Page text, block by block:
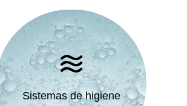
Sistemas de higiene